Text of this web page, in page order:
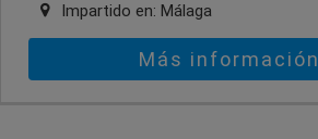
Impartido en: Málaga
Más información